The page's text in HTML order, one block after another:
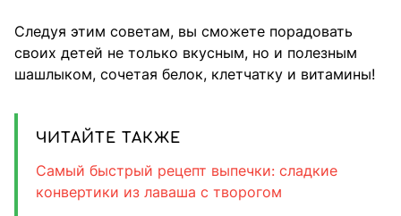
Следуя этим советам, вы сможете порадовать
своих детей не только вкусным, но и полезным
шашлыком, сочетая белок, клетчатку и витамины!
ЧИТАЙТЕ ТАКЖЕ
Самый быстрый рецепт выпечки: сладкие
конвертики из лаваша с творогом